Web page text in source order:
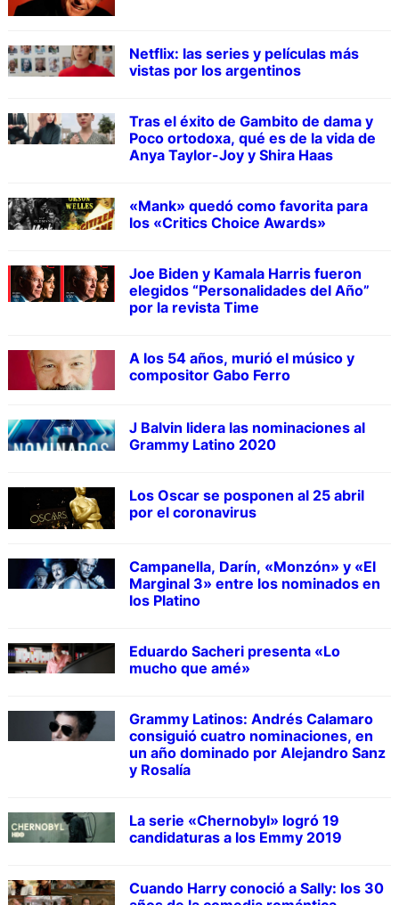
Netflix: las series y películas más
vistas por los argentinos
Tras el éxito de Gambito de dama y
Poco ortodoxa, qué es de la vida de
Anya Taylor-Joy y Shira Haas
«Mank» quedó como favorita para
los «Critics Choice Awards»
Joe Biden y Kamala Harris fueron
elegidos “Personalidades del Año”
por la revista Time
A los 54 años, murió el músico y
compositor Gabo Ferro
J Balvin lidera las nominaciones al
Grammy Latino 2020
Los Oscar se posponen al 25 abril
por el coronavirus
Campanella, Darín, «Monzón» y «El
Marginal 3» entre los nominados en
los Platino
Eduardo Sacheri presenta «Lo
mucho que amé»
Grammy Latinos: Andrés Calamaro
consiguió cuatro nominaciones, en
un año dominado por Alejandro Sanz
y Rosalía
La serie «Chernobyl» logró 19
candidaturas a los Emmy 2019
Cuando Harry conoció a Sally: los 30